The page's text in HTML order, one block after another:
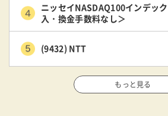
ニッセイNASDAQ100インデッ
入・換金手数料なし＞
(9432) NTT
もっと見る